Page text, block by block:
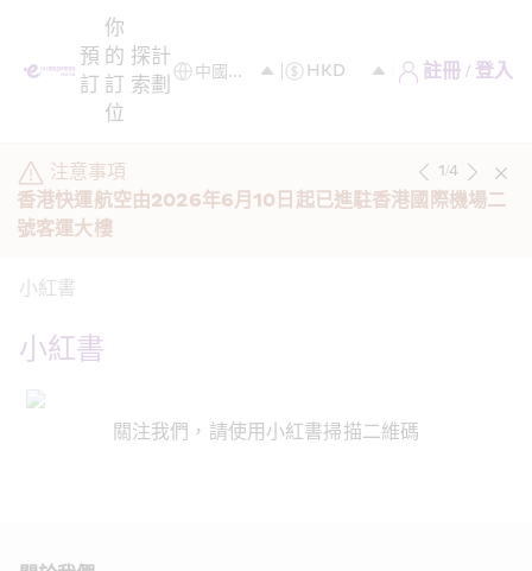
預
訂
你
的
訂
位
探
索
計
劃
註冊 / 登入
注意事項
香港快運航空由2026年6月10日起已進駐香港國際機場二
號客運大樓
1/4
小紅書
小紅書
關注我們，請使用小紅書掃描二維碼